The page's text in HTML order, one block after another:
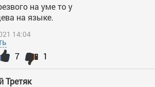
на уме то у
на языке.
14:04
1
7
Третяк